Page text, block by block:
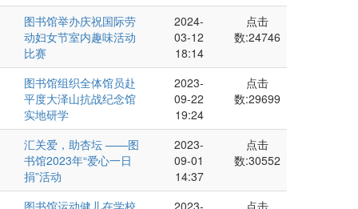
图书馆举办庆祝国际劳
动妇女节室内趣味活动
比赛
2024-
03-12
18:14
点击
数:24746
图书馆组织全体馆员赴
平度大泽山抗战纪念馆
实地研学
2023-
09-22
19:24
点击
数:29699
汇关爱，助杏坛 ——图
书馆2023年“爱心一日
捐”活动
2023-
09-01
14:37
点击
数:30552
图书馆运动健儿在学校 2023- 点击